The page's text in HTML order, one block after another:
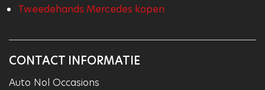
Tweedehands Mercedes kopen
CONTACT INFORMATIE
Auto Nol Occasions